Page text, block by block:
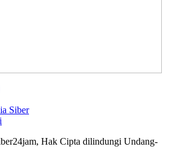
Siber
Hak Cipta dilindungi Undang-